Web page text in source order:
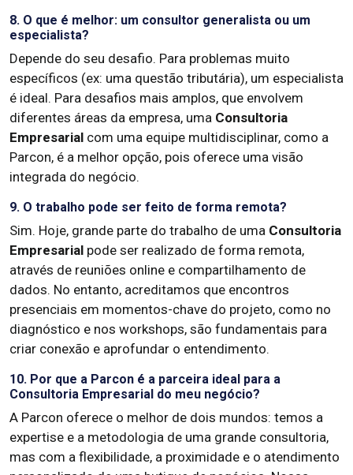
8. O que é melhor: um consultor generalista ou um
especialista?
Depende do seu desafio. Para problemas muito
específicos (ex: uma questão tributária), um especialista
é ideal. Para desafios mais amplos, que envolvem
diferentes áreas da empresa, uma Consultoria
Empresarial com uma equipe multidisciplinar, como a
Parcon, é a melhor opção, pois oferece uma visão
integrada do negócio.
9. O trabalho pode ser feito de forma remota?
Sim. Hoje, grande parte do trabalho de uma Consultoria
Empresarial pode ser realizado de forma remota,
através de reuniões online e compartilhamento de
dados. No entanto, acreditamos que encontros
presenciais em momentos-chave do projeto, como no
diagnóstico e nos workshops, são fundamentais para
criar conexão e aprofundar o entendimento.
10. Por que a Parcon é a parceira ideal para a
Consultoria Empresarial do meu negócio?
A Parcon oferece o melhor de dois mundos: temos a
expertise e a metodologia de uma grande consultoria,
mas com a flexibilidade, a proximidade e o atendimento